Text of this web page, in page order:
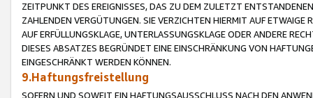
ZEITPUNKT DES EREIGNISSES, DAS ZU DEM ZULETZT
ZAHLENDEN VERGÜTUNGEN. SIE VERZICHTEN HIERMIT AUF
AUF ERFÜLLUNGSKLAGE, UNTERLASSUNGSKLAGE ODER ANDERE
DIESES ABSATZES BEGRÜNDET EINE EINSCHRÄNKUNG VON
EINGESCHRÄNKT WERDEN KÖNNEN.
9.Haftungsfreistellung
SOFERN UND SOWEIT EIN HAFTUNGSAUSSCHLUSS NACH DEN